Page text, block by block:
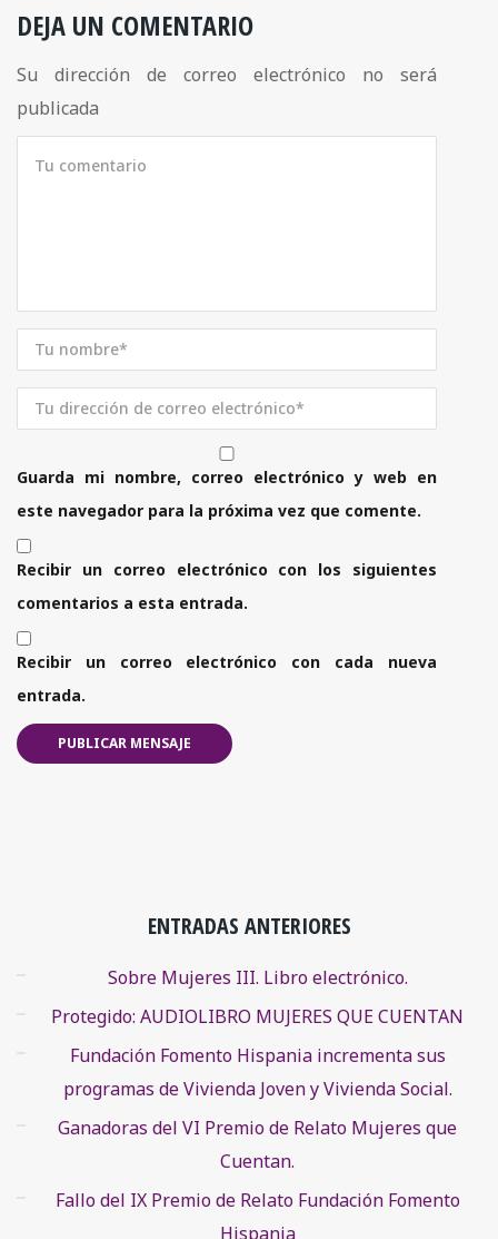
DEJA UN COMENTARIO
Su dirección de correo electrónico no será
publicada
Guarda mi nombre, correo electrónico y web en
este navegador para la próxima vez que comente.
Recibir un correo electrónico con los siguientes
comentarios a esta entrada.
Recibir un correo electrónico con cada nueva
entrada.
ENTRADAS ANTERIORES
Sobre Mujeres III. Libro electrónico.
Protegido: AUDIOLIBRO MUJERES QUE CUENTAN
Fundación Fomento Hispania incrementa sus
programas de Vivienda Joven y Vivienda Social.
Ganadoras del VI Premio de Relato Mujeres que
Cuentan.
Fallo del IX Premio de Relato Fundación Fomento
Hispania